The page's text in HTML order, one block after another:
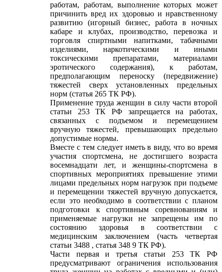
работам, работам, выполнение которых может
причинить вред их здоровью и нравственному
развитию (игорный бизнес, работа в ночных
кабаре и клубах, производство, перевозка и
торговля спиртными напитками, табачными
изделиями, наркотическими и иными
токсическими препаратами, материалами
эротического содержания), к работам,
предполагающим переноску (передвижение)
тяжестей сверх установленных предельных
норм (статья 265 ТК РФ).
Применение труда женщин в силу части второй
статьи 253 ТК РФ запрещается на работах,
связанных с подъемом и перемещением
вручную тяжестей, превышающих предельно
допустимые нормы.
Вместе с тем следует иметь в виду, что во время
участия спортсмена, не достигшего возраста
восемнадцати лет, и женщины-спортсмена в
спортивных мероприятиях превышение этими
лицами предельных норм нагрузок при подъеме
и перемещении тяжестей вручную допускается,
если это необходимо в соответствии с планом
подготовки к спортивным соревнованиям и
применяемые нагрузки не запрещены им по
состоянию здоровья в соответствии с
медицинским заключением (часть четвертая
статьи 3488 , статья 348 9 ТК РФ).
Части первая и третья статьи 253 ТК РФ
предусматривают ограничения использования